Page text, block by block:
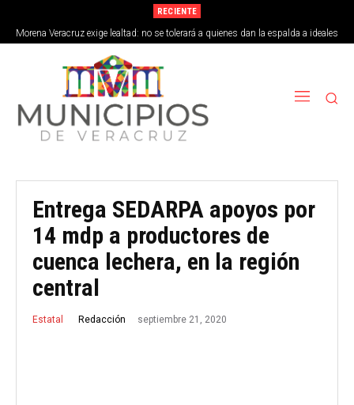
RECIENTE
Morena Veracruz exige lealtad: no se tolerará a quienes dan la espalda a ideales
de la 4T
Entrega SEDARPA apoyos por
14 mdp a productores de
cuenca lechera, en la región
central
Estatal Redacción septiembre 21, 2020